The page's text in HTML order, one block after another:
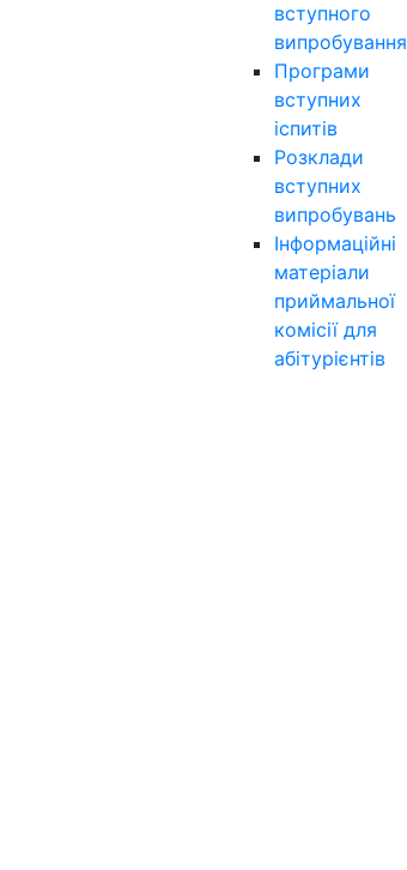
вступного
випробування
Програми
вступних
іспитів
Розклади
вступних
випробувань
Інформаційні
матеріали
приймальної
комісії для
абітурієнтів